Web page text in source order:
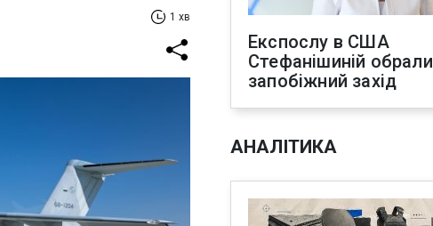
1 хв
Експослу в США
Стефанішиній обрали
запобіжний захід
АНАЛІТИКА